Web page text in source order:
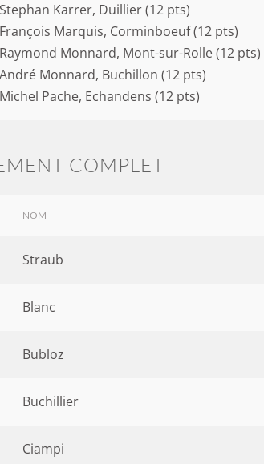
Stephan Karrer, Duillier (12 pts)
François Marquis, Corminboeuf (12 pts)
Raymond Monnard, Mont-sur-Rolle (12 pts)
André Monnard, Buchillon (12 pts)
Michel Pache, Echandens (12 pts)
COMPLET
NOM
Straub
Blanc
Bubloz
Buchillier
Ciampi